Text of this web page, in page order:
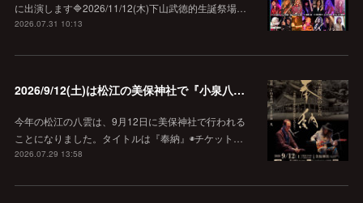
に出演します🔷2026/11/12(木)下山武徳的生誕祭場…
2026.07.31 10:13
2026/9/12(土)は松江の美保神社で『小泉八雲朗読のしらべ』
今年の松江の八雲は、9月12日に美保神社で行われる
ことになりました。タイトルは『奉納』◉チケット…
2026.07.29 13:58